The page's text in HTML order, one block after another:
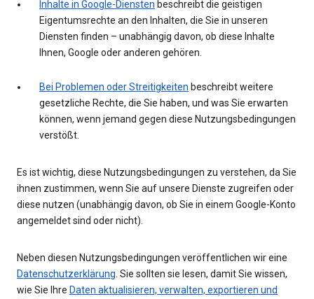
Inhalte in Google-Diensten beschreibt die geistigen
Eigentumsrechte an den Inhalten, die Sie in unseren
Diensten finden – unabhängig davon, ob diese Inhalte
Ihnen, Google oder anderen gehören.
Bei Problemen oder Streitigkeiten beschreibt weitere
gesetzliche Rechte, die Sie haben, und was Sie erwarten
können, wenn jemand gegen diese Nutzungsbedingungen
verstößt.
Es ist wichtig, diese Nutzungsbedingungen zu verstehen, da Sie
ihnen zustimmen, wenn Sie auf unsere Dienste zugreifen oder
diese nutzen (unabhängig davon, ob Sie in einem Google-Konto
angemeldet sind oder nicht).
Neben diesen Nutzungsbedingungen veröffentlichen wir eine
Datenschutzerklärung . Sie sollten sie lesen, damit Sie wissen,
wie Sie Ihre Daten aktualisieren, verwalten, exportieren und